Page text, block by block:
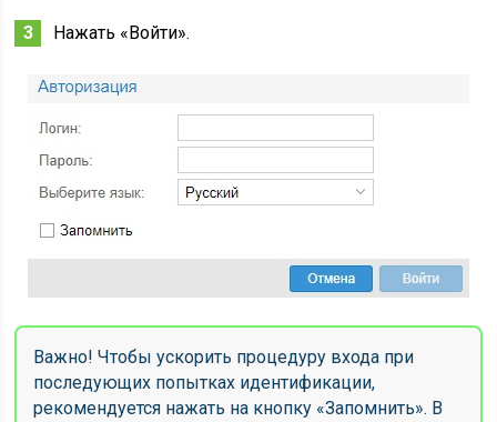
Нажать «Войти».
Важно! Чтобы ускорить процедуру входа при
последующих попытках идентификации,
рекомендуется нажать на кнопку «Запомнить». В